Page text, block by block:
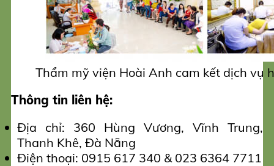
Thẩm mỹ viện Hoài Anh cam kết dịch vụ
Thông tin liên hệ:
Địa chỉ: 360 Hùng Vương, Vĩnh Trung,
Thanh Khê, Đà Nẵng
Điện thoại: 0915 617 340 & 023 6364 7711